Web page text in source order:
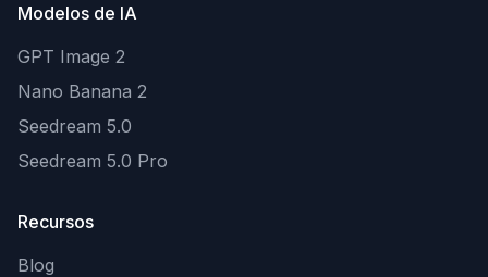
Modelos de IA
GPT Image 2
Nano Banana 2
Seedream 5.0
Seedream 5.0 Pro
Recursos
Blog